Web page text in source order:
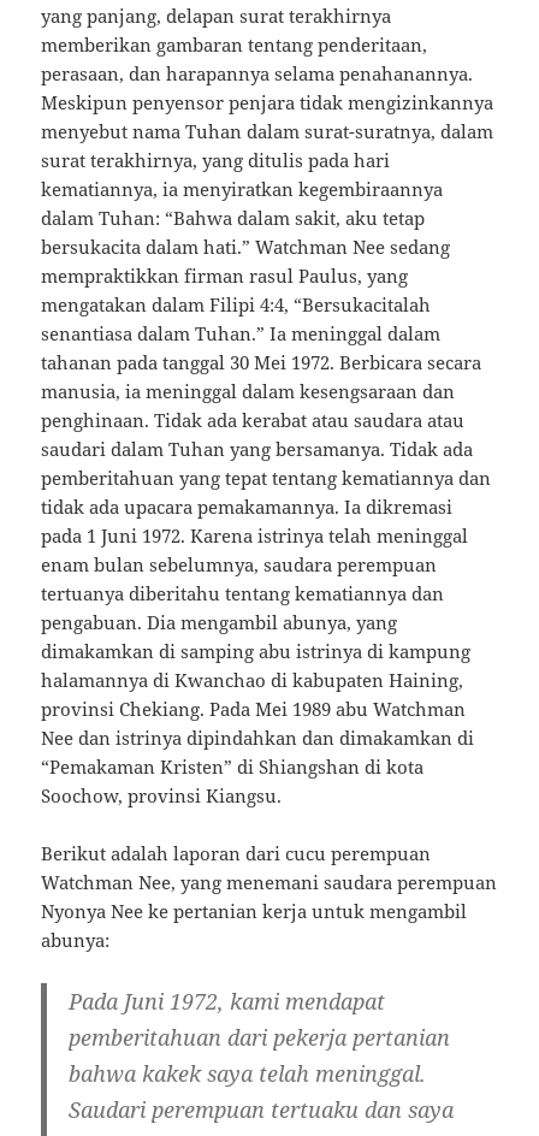
yang panjang, delapan surat terakhirnya
memberikan gambaran tentang penderitaan,
perasaan, dan harapannya selama penahanannya.
Meskipun penyensor penjara tidak mengizinkannya
menyebut nama Tuhan dalam surat-suratnya, dalam
surat terakhirnya, yang ditulis pada hari
kematiannya, ia menyiratkan kegembiraannya
dalam Tuhan: “Bahwa dalam sakit, aku tetap
bersukacita dalam hati.” Watchman Nee sedang
mempraktikkan firman rasul Paulus, yang
mengatakan dalam Filipi 4:4, “Bersukacitalah
senantiasa dalam Tuhan.” Ia meninggal dalam
tahanan pada tanggal 30 Mei 1972. Berbicara secara
manusia, ia meninggal dalam kesengsaraan dan
penghinaan. Tidak ada kerabat atau saudara atau
saudari dalam Tuhan yang bersamanya. Tidak ada
pemberitahuan yang tepat tentang kematiannya dan
tidak ada upacara pemakamannya. Ia dikremasi
pada 1 Juni 1972. Karena istrinya telah meninggal
enam bulan sebelumnya, saudara perempuan
tertuanya diberitahu tentang kematiannya dan
pengabuan. Dia mengambil abunya, yang
dimakamkan di samping abu istrinya di kampung
halamannya di Kwanchao di kabupaten Haining,
provinsi Chekiang. Pada Mei 1989 abu Watchman
Nee dan istrinya dipindahkan dan dimakamkan di
“Pemakaman Kristen” di Shiangshan di kota
Soochow, provinsi Kiangsu.
Berikut adalah laporan dari cucu perempuan
Watchman Nee, yang menemani saudara perempuan
Nyonya Nee ke pertanian kerja untuk mengambil
abunya:
Pada Juni 1972, kami mendapat
pemberitahuan dari pekerja pertanian
bahwa kakek saya telah meninggal.
Saudari perempuan tertuaku dan saya